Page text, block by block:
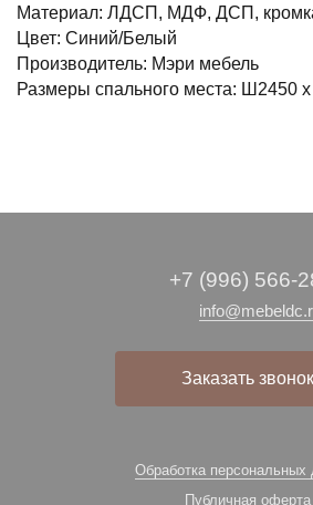
Материал: ЛДСП, МДФ, ДСП,
Цвет: Синий/Белый
Производитель: Мэри мебель
Размеры спального места: Ш2450
+7 (996) 566-
Заказать звонок
Обработка персональных
Публичная оферта